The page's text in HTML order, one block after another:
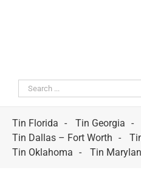
Search
for:
Tin Florida
Tin Georgia
Tin Dallas – Fort Worth
Tin Oklahoma
Tin